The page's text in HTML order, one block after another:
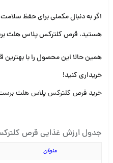
اگر به دنبال مکملی برای حفظ
هستید، قرص کلترکس پلاس هلث
همین حالا این محصول را با بهترین
خریداری کنید!
خرید قرص کلترکس پلاس هلث برست 100
جدول ارزش غذایی قرص
عنوان